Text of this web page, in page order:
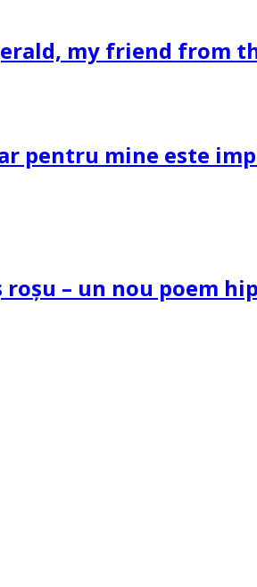
my friend from
pentru mine este
– un nou poem